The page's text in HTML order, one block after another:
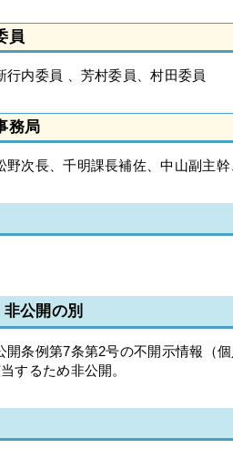
員
行内委員 、芳村委員、村田委員
務局
野次長、千明課長補佐、中山副主
公開の別
開条例第7条第2号の不開示情報（
するため非公開。